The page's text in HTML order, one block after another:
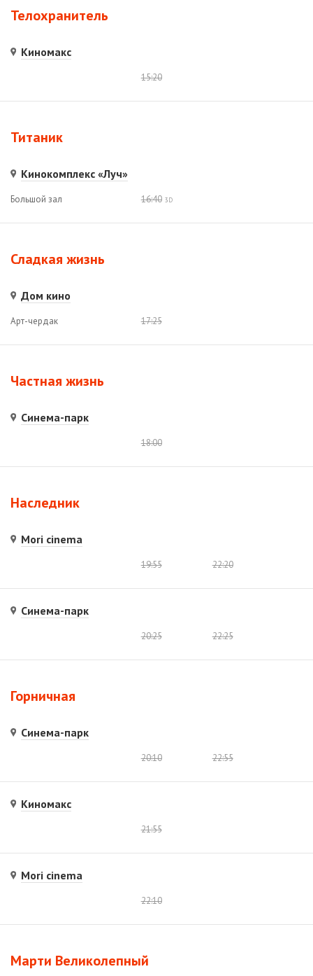
Телохранитель
Киномакс
15:20
Титаник
Кинокомплекс «Луч»
Большой зал 16:40 3D
Сладкая жизнь
Дом кино
Арт-чердак 17:25
Частная жизнь
Синема-парк
18:00
Наследник
Mori cinema
19:55 22:20
Синема-парк
20:25 22:25
Горничная
Синема-парк
20:10 22:55
Киномакс
21:55
Mori cinema
22:10
Марти Великолепный